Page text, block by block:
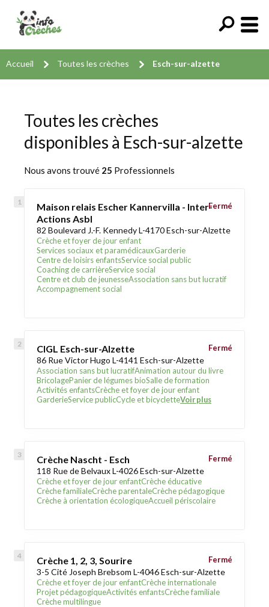
Accueil Toutes les crèches Esch-sur-alzette
Toutes les crèches
disponibles à Esch-sur-alzette
Nous avons trouvé 25 Professionnels
Maison relais Escher Kannervilla - Inter-
Actions Asbl
82 Boulevard J.-F. Kennedy L-4170 Esch-sur-Alzette
Crèche et foyer de jour enfant
Services sociaux et paramédicauxGarderie
Centre de loisirs enfantsService social public
Coaching de carrièreService social
Centre et club de jeunesseAssociation sans but lucratif
Accompagnement social
Fermé
CIGL Esch-sur-Alzette
86 Rue Victor Hugo L-4141 Esch-sur-Alzette
Association sans but lucratifAnimation autour du livre
BricolagePanier de légumes bioSalle de formation
Activités enfantsCrèche et foyer de jour enfant
GarderieService publicCycle et bicycletteVoir plus
Fermé
Crèche Nascht - Esch
118 Rue de Belvaux L-4026 Esch-sur-Alzette
Crèche et foyer de jour enfantCrèche éducative
Crèche familialeCrèche parentaleCrèche pédagogique
Crèche à orientation écologiqueAccueil périscolaire
Fermé
Crèche 1, 2, 3, Sourire
3-5 Cité Joseph Brebsom L-4046 Esch-sur-Alzette
Crèche et foyer de jour enfantCrèche internationale
Projet pédagogiqueActivités enfantsCrèche familiale
Crèche multilingue
Fermé